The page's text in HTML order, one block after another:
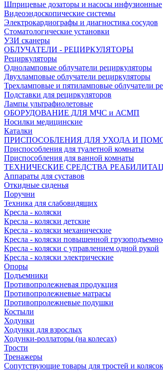
Шприцевые дозаторы и насосы инфузионные
Видеоэндоскопические системы
Электрокардиографы и диагностика сосудов
Стоматологические установки
УЗИ сканеры
ОБЛУЧАТЕЛИ - РЕЦИРКУЛЯТОРЫ
Рециркуляторы
Одноламповые облучатели рециркуляторы
Двухламповые облучатели рециркуляторы
Трехламповые и пятиламповые облучатели
Подставки для рециркуляторов
Лампы ультрафиолетовые
ОБОРУДОВАНИЕ ДЛЯ МЧС и АСМП
Носилки медицинские
Каталки
ПРИСПОСОБЛЕНИЯ ДЛЯ УХОДА И
Приспособления для туалетной комнаты
Приспособления для ванной комнаты
ТЕХНИЧЕСКИЕ СРЕДСТВА
Аппараты для суставов
Откидные сиденья
Поручни
Техника для слабовидящих
Кресла - коляски
Кресла - коляски детские
Кресла - коляски механические
Кресла - коляски повышенной
Кресла - коляски с управлением одной рукой
Кресла - коляски электрические
Опоры
Подъемники
Противопролежневая продукция
Противопролежневые матрасы
Противопролежневые подушки
Костыли
Ходунки
Ходунки для взрослых
Ходунки-роллаторы (на колесах)
Трости
Тренажеры
Сопутствующие товары для тростей и колясок